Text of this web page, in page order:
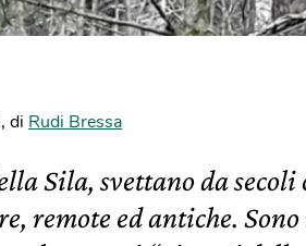
, di Rudi Bressa
Sila, svettano da
remote ed antiche.